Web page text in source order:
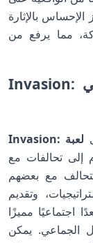
بالإثارة
مما يرفع من
التحالفات والتعاون بين اللاعبين في Invasion:
لعبة Invasion:
إلى تحالفات مع
مع بعضهم
وتقديم
اجتماعيًا مميزًا
الجماعي. يمكن